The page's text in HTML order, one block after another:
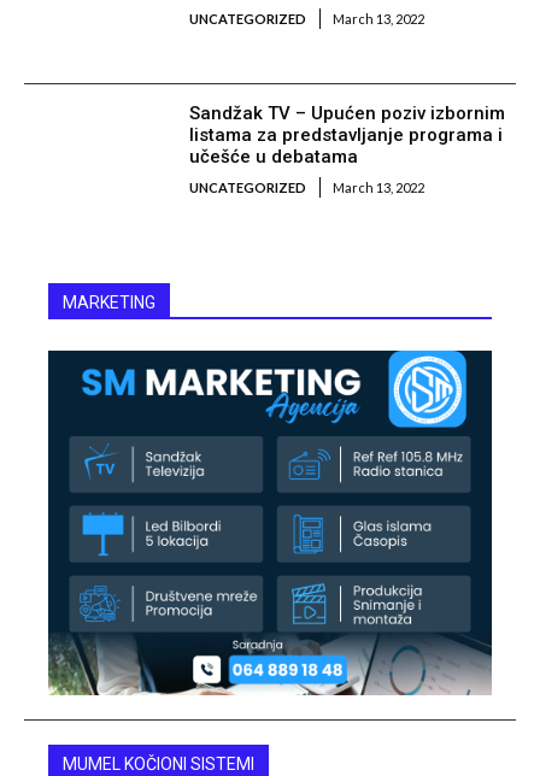
UNCATEGORIZED March 13, 2022
Sandžak TV – Upućen poziv izbornim
listama za predstavljanje programa i
učešće u debatama
UNCATEGORIZED March 13, 2022
MARKETING
MUMEL KOČIONI SISTEMI